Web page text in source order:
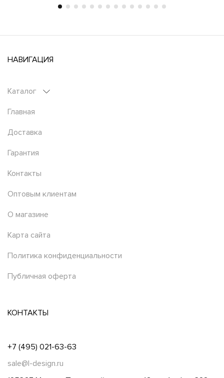
НАВИГАЦИЯ
Каталог
Главная
Доставка
Гарантия
Контакты
Оптовым клиентам
О магазине
Карта сайта
Политика конфиденциальности
Публичная оферта
КОНТАКТЫ
+7 (495) 021-63-63
sale@l-design.ru